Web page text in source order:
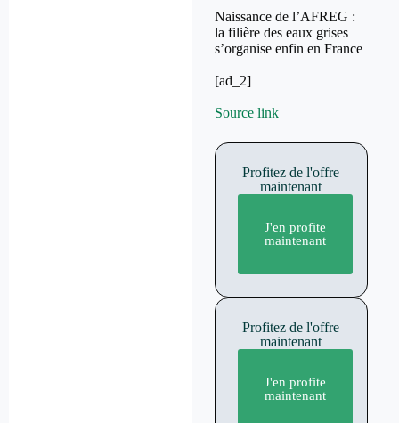
Naissance de l’AFREG :
la filière des eaux grises
s’organise enfin en France
[ad_2]
Source link
Profitez de l'offre
maintenant
J'en profite
maintenant
Profitez de l'offre
maintenant
J'en profite
maintenant